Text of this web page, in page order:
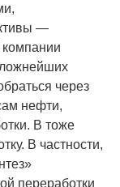
—
через
нефти,
В тоже
В частности,
переработки